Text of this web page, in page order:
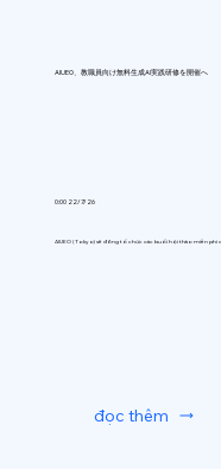
AIUEO、教職員向け無料生成AI実践研修を開催へ
0:00 22/7/26
AIUEO (Tokyo) sẽ đồng tổ chức các buổi hội thảo miễn phí
đọc thêm